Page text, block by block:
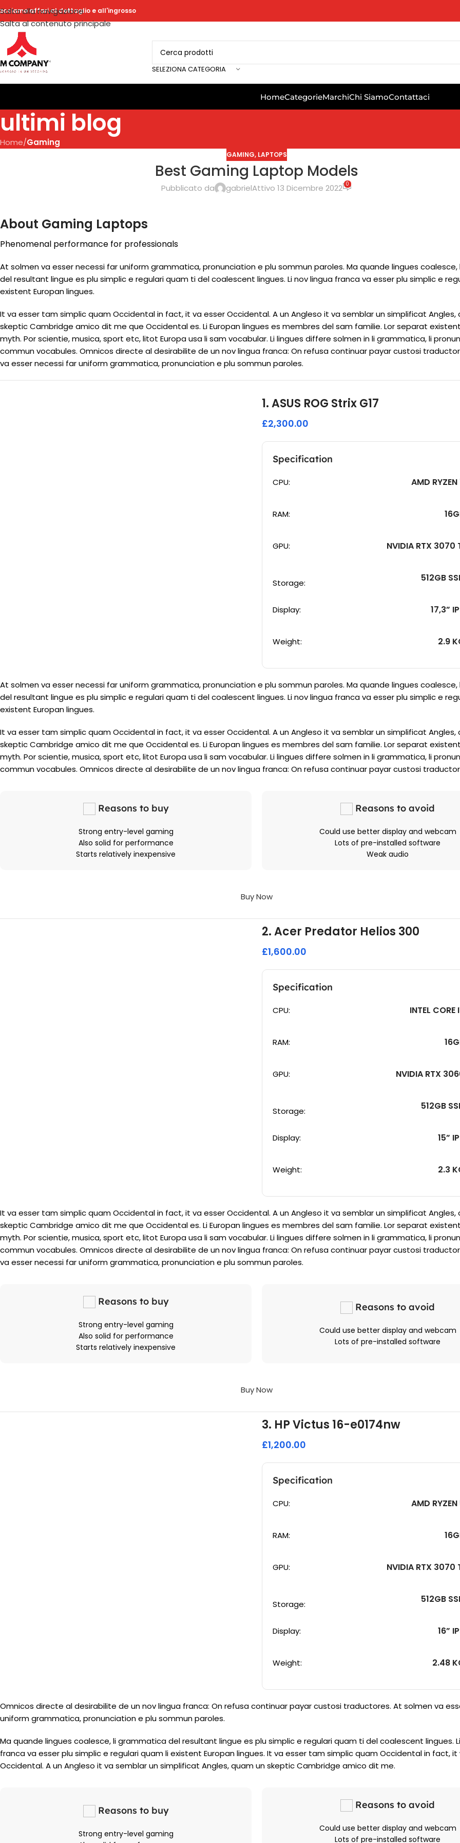
Salta alla navigazione
Salta al contenuto principale
affari al dettaglio e all'ingrosso
SELEZIONA CATEGORIA
HomeCategorieMarchiChi SiamoContattaci
ultimi blog
Home/Gaming
GAMING, LAPTOPS
Best Gaming Laptop Models
Pubblicato da gabrielAttivo 13 Dicembre 2022 0
About Gaming Laptops
Phenomenal performance for professionals
At solmen va esser necessi far uniform grammatica, pronunciation e plu sommun paroles. Ma quande lingues
del resultant lingue es plu simplic e regulari quam ti del coalescent lingues. Li nov lingua franca va esser plu simplic e
existent Europan lingues.
It va esser tam simplic quam Occidental in fact, it va esser Occidental. A un Angleso it va semblar un simplificat Angles,
skeptic Cambridge amico dit me que Occidental es. Li Europan lingues es membres del sam familie. Lor separat
myth. Por scientie, musica, sport etc, litot Europa usa li sam vocabular. Li lingues differe solmen in li grammatica, li
commun vocabules. Omnicos directe al desirabilite de un nov lingua franca: On refusa continuar payar custosi
va esser necessi far uniform grammatica, pronunciation e plu sommun paroles.
1. ASUS ROG Strix G17
£2,300.00
Specification
CPU: AMD RYZEN
RAM:
GPU: NVIDIA RTX 3070
Storage: 512GB
Display: 17,3”
Weight: 2.9
At solmen va esser necessi far uniform grammatica, pronunciation e plu sommun paroles. Ma quande lingues
del resultant lingue es plu simplic e regulari quam ti del coalescent lingues. Li nov lingua franca va esser plu simplic e
existent Europan lingues.
It va esser tam simplic quam Occidental in fact, it va esser Occidental. A un Angleso it va semblar un simplificat Angles,
skeptic Cambridge amico dit me que Occidental es. Li Europan lingues es membres del sam familie. Lor separat
myth. Por scientie, musica, sport etc, litot Europa usa li sam vocabular. Li lingues differe solmen in li grammatica, li
commun vocabules. Omnicos directe al desirabilite de un nov lingua franca: On refusa continuar payar custosi
Reasons to buy
Strong entry-level gaming
Also solid for performance
Starts relatively inexpensive
Reasons to avoid
Could use better display and webcam
Lots of pre-installed software
Weak audio
Buy Now
2. Acer Predator Helios 300
£1,600.00
Specification
CPU: INTEL CORE
RAM:
GPU: NVIDIA RTX
Storage: 512GB
Display: 15”
Weight: 2.3
It va esser tam simplic quam Occidental in fact, it va esser Occidental. A un Angleso it va semblar un simplificat Angles,
skeptic Cambridge amico dit me que Occidental es. Li Europan lingues es membres del sam familie. Lor separat
myth. Por scientie, musica, sport etc, litot Europa usa li sam vocabular. Li lingues differe solmen in li grammatica, li
commun vocabules. Omnicos directe al desirabilite de un nov lingua franca: On refusa continuar payar custosi
va esser necessi far uniform grammatica, pronunciation e plu sommun paroles.
Reasons to buy
Strong entry-level gaming
Also solid for performance
Starts relatively inexpensive
Reasons to avoid
Could use better display and webcam
Lots of pre-installed software
Buy Now
3. HP Victus 16-e0174nw
£1,200.00
Specification
CPU: AMD RYZEN
RAM:
GPU: NVIDIA RTX 3070
Storage: 512GB
Display: 16”
Weight: 2.48
Omnicos directe al desirabilite de un nov lingua franca: On refusa continuar payar custosi traductores. At solmen va
uniform grammatica, pronunciation e plu sommun paroles.
Ma quande lingues coalesce, li grammatica del resultant lingue es plu simplic e regulari quam ti del coalescent lingues.
franca va esser plu simplic e regulari quam li existent Europan lingues. It va esser tam simplic quam Occidental in fact, it
Occidental. A un Angleso it va semblar un simplificat Angles, quam un skeptic Cambridge amico dit me.
Reasons to buy
Strong entry-level gaming
Reasons to avoid
Could use better display and webcam
Lots of pre-installed software